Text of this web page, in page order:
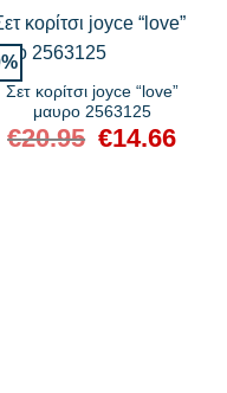
Σετ κορίτσι joyce “love”
μαυρο 2563125
€20.95
Original
price
€14.66Η